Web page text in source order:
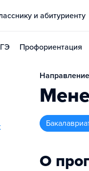
и абитуриенту
Профориентация
О